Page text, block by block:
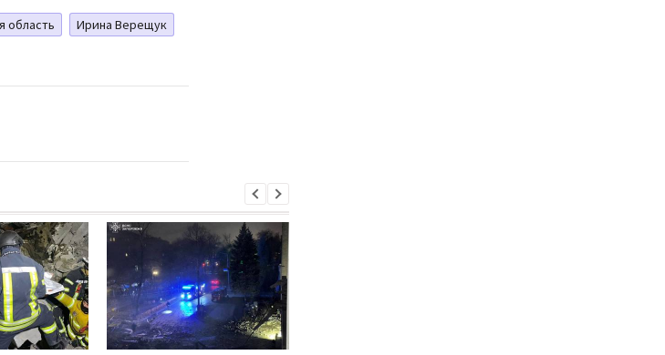
область
Ирина Верещук